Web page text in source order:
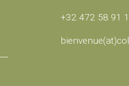
+32 472 58 91